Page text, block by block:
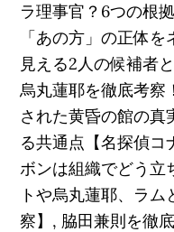
ラ理事官？6つの根
「あの方」の正体
見える2人の候補者
烏丸蓮耶を徹底考察
された黄昏の館の真
る共通点【名探偵コ
ボンは組織でどう立
トや烏丸蓮耶、ラ
察】, 脇田兼則を徹